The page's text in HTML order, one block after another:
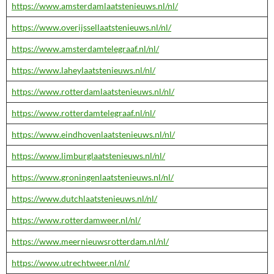
https://www.amsterdamlaatstenieuws.nl/nl/
https://www.overijssellaatstenieuws.nl/nl/
https://www.amsterdamtelegraaf.nl/nl/
https://www.laheylaatstenieuws.nl/nl/
https://www.rotterdamlaatstenieuws.nl/nl/
https://www.rotterdamtelegraaf.nl/nl/
https://www.eindhovenlaatstenieuws.nl/nl/
https://www.limburglaatstenieuws.nl/nl/
https://www.groningenlaatstenieuws.nl/nl/
https://www.dutchlaatstenieuws.nl/nl/
https://www.rotterdamweer.nl/nl/
https://www.meernieuwsrotterdam.nl/nl/
https://www.utrechtweer.nl/nl/